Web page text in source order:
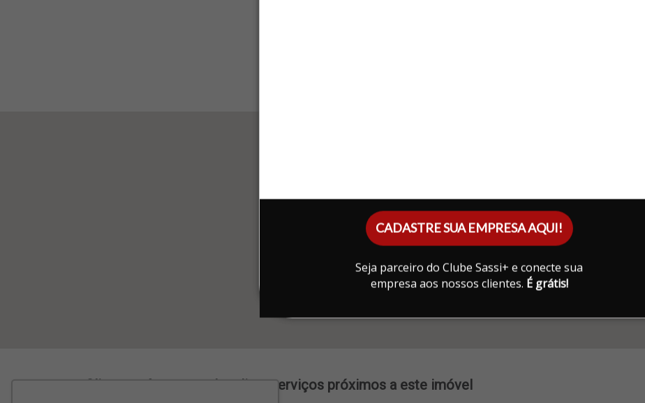
CADASTRE SUA EMPRESA AQUI!
Seja parceiro do Clube Sassi+ e conecte sua
empresa aos nossos clientes. É grátis!